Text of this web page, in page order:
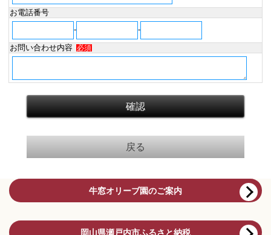
お電話番号
-
-
お問い合わせ内容
必須
牛窓オリーブ園のご案内
岡山県瀬戸内市ふるさと納税